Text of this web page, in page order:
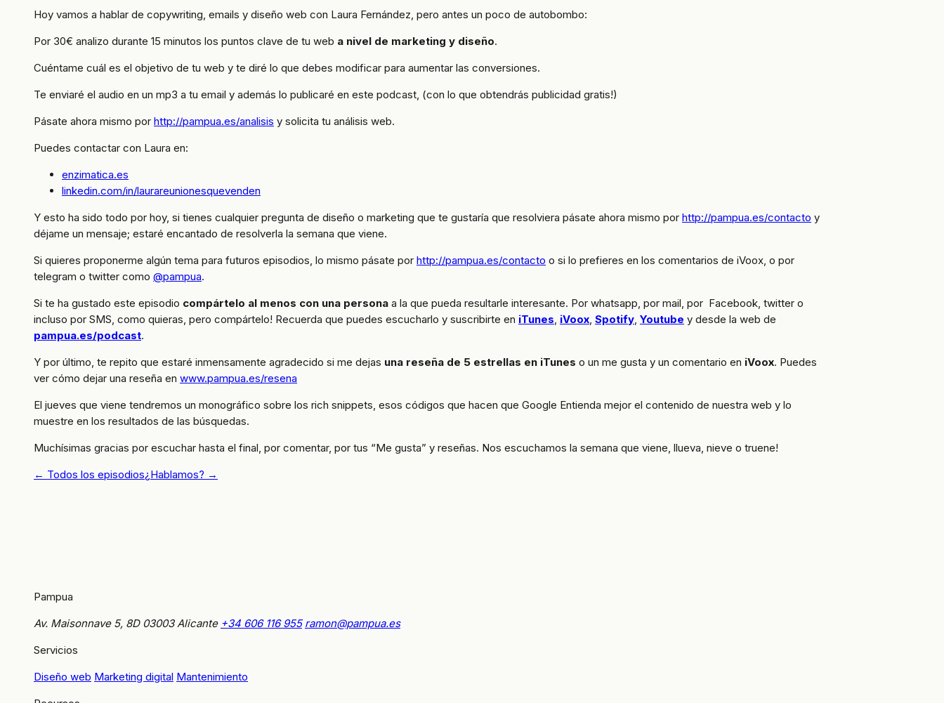
Hoy vamos a hablar de copywriting, emails y diseño web con Laura Fernández, pero antes un poco de autobombo:
Por 30€ analizo durante 15 minutos los puntos clave de tu web a nivel de marketing y diseño.
Cuéntame cuál es el objetivo de tu web y te diré lo que debes modificar para aumentar las conversiones.
Te enviaré el audio en un mp3 a tu email y además lo publicaré en este podcast, (con lo que obtendrás publicidad gratis!)
Pásate ahora mismo por http://pampua.es/analisis y solicita tu análisis web.
Puedes contactar con Laura en:
enzimatica.es
linkedin.com/in/laurareunionesquevenden
Y esto ha sido todo por hoy, si tienes cualquier pregunta de diseño o marketing que te gustaría que resolviera pásate ahora mismo por http://pampua.es/contacto y
déjame un mensaje; estaré encantado de resolverla la semana que viene.
Si quieres proponerme algún tema para futuros episodios, lo mismo pásate por http://pampua.es/contacto o si lo prefieres en los comentarios de iVoox, o por
telegram o twitter como @pampua.
Si te ha gustado este episodio compártelo al menos con una persona a la que pueda resultarle interesante. Por whatsapp, por mail, por Facebook, twitter o
incluso por SMS, como quieras, pero compártelo! Recuerda que puedes escucharlo y suscribirte en iTunes, iVoox, Spotify, Youtube y desde la web de
pampua.es/podcast.
Y por último, te repito que estaré inmensamente agradecido si me dejas una reseña de 5 estrellas en iTunes o un me gusta y un comentario en iVoox. Puedes
ver cómo dejar una reseña en www.pampua.es/resena
El jueves que viene tendremos un monográfico sobre los rich snippets, esos códigos que hacen que Google Entienda mejor el contenido de nuestra web y lo
muestre en los resultados de las búsquedas.
Muchísimas gracias por escuchar hasta el final, por comentar, por tus “Me gusta” y reseñas. Nos escuchamos la semana que viene, llueva, nieve o truene!
← Todos los episodios¿Hablamos? →
Pampua
Av. Maisonnave 5, 8D 03003 Alicante +34 606 116 955 ramon@pampua.es
Servicios
Diseño web Marketing digital Mantenimiento